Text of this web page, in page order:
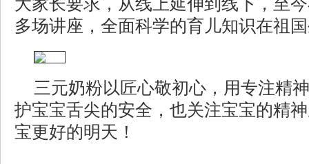
大家长要求，从线上延伸到线下，至
多场讲座，全面科学的育儿知识在祖
三元奶粉以匠心敬初心，用专注精
护宝宝舌尖的安全，也关注宝宝的精
宝更好的明天！